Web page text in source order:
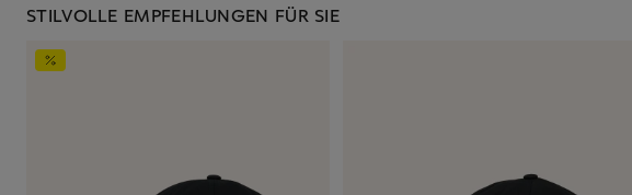
STILVOLLE EMPFEHLUNGEN FÜR SIE